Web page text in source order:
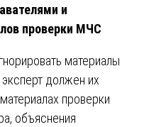
и
проверки МЧС
материалы
должен их
проверки
объяснения